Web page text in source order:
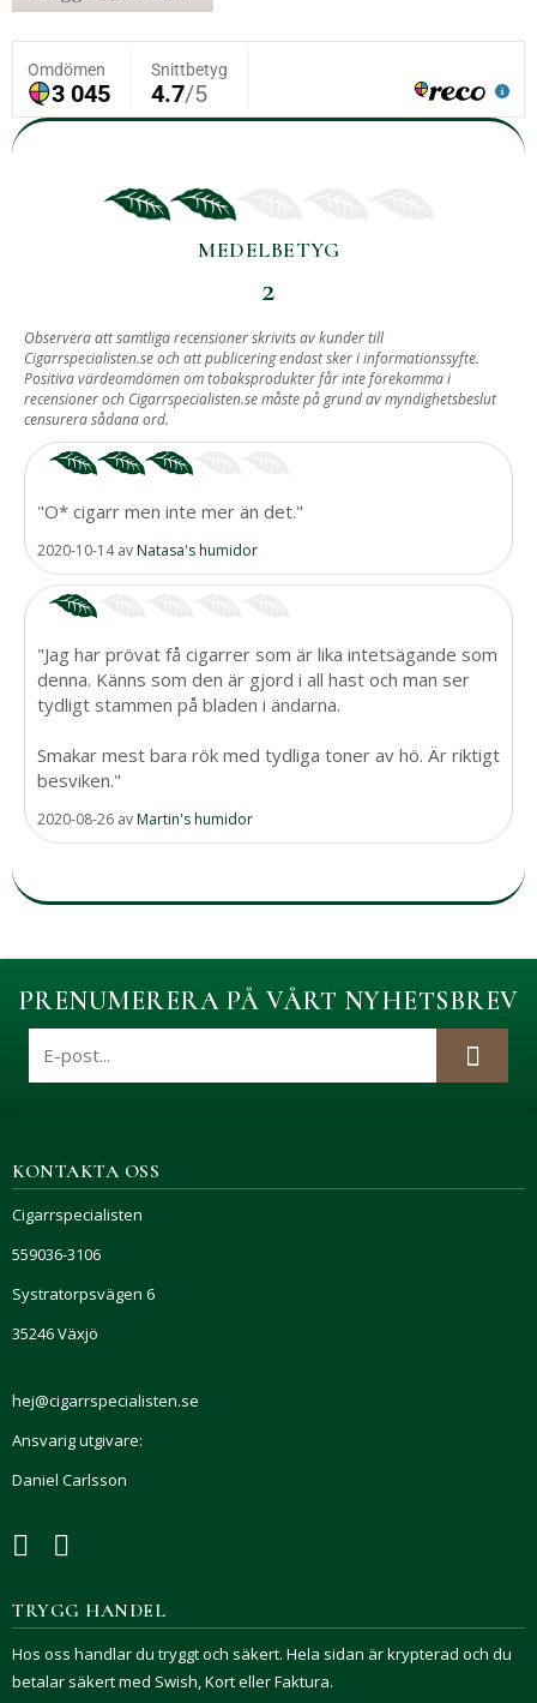
MEDELBETYG
2
BASERAT PÅ
2
Observera att samtliga recensioner skrivits av kunder till
Cigarrspecialisten.se och att publicering endast sker i informationssyfte.
Positiva värdeomdömen om tobaksprodukter får inte förekomma i
recensioner och Cigarrspecialisten.se måste på grund av myndighetsbeslut
censurera sådana ord.
"O* cigarr men inte mer än det."
2020-10-14avNatasa's humidor
"Jag har prövat få cigarrer som är lika intetsägande som
denna. Känns som den är gjord i all hast och man ser
tydligt stammen på bladen i ändarna.
Smakar mest bara rök med tydliga toner av hö. Är riktigt
besviken."
2020-08-26 avMartin's humidor
PRENUMERERA PÅ VÅRT NYHETSBREV
KONTAKTA OSS
Cigarrspecialisten
559036-3106
Systratorpsvägen 6
35246 Växjö
hej@cigarrspecialisten.se
Ansvarig utgivare:
Daniel Carlsson
TRYGG HANDEL
Hos oss handlar du tryggt och säkert. Hela sidan är krypterad och du
betalar säkert med Swish, Kort eller Faktura.